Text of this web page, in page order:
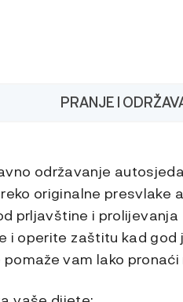
PRANJE I
održavanje
originalne presvlake
prljavštine i prolijevanja
i operite zaštitu kad god
vam lako